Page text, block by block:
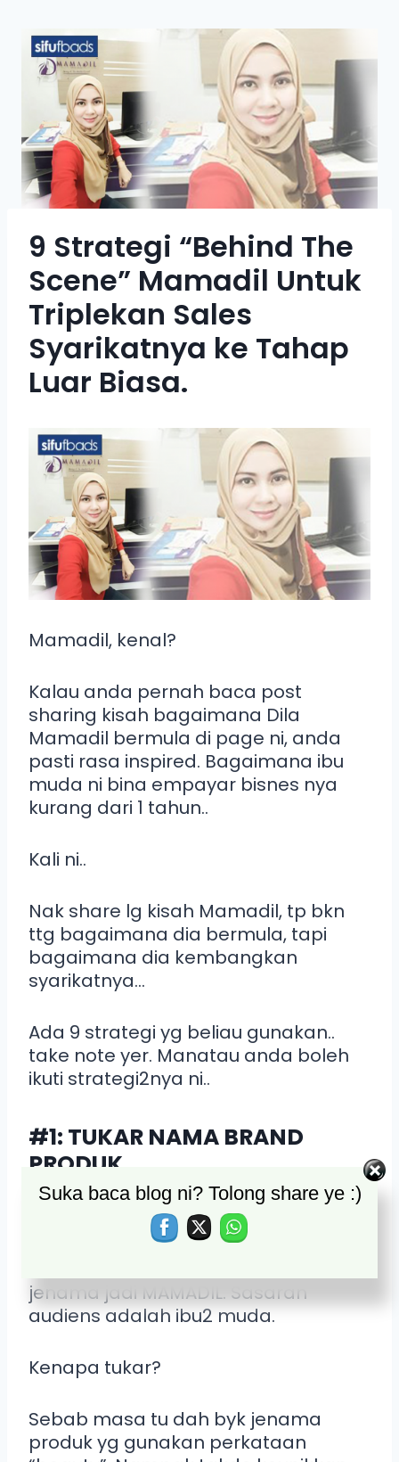
9 Strategi “Behind The
Scene” Mamadil Untuk
Triplekan Sales
Syarikatnya ke Tahap
Luar Biasa.
Mamadil, kenal?
Kalau anda pernah baca post
sharing kisah bagaimana Dila
Mamadil bermula di page ni, anda
pasti rasa inspired. Bagaimana ibu
muda ni bina empayar bisnes nya
kurang dari 1 tahun..
Kali ni..
Nak share lg kisah Mamadil, tp bkn
ttg bagaimana dia bermula, tapi
bagaimana dia kembangkan
syarikatnya…
Ada 9 strategi yg beliau gunakan..
take note yer. Manatau anda boleh
ikuti strategi2nya ni..
#1: TUKAR NAMA BRAND
PRODUK
Pada peringkat awal semasa Dila
hasilkan produk sendiri, beliau
gunakan jenama Beauty Sara.
jenama jadi MAMADIL. Sasaran
audiens adalah ibu2 muda.
Kenapa tukar?
Sebab masa tu dah byk jenama
produk yg gunakan perkataan
Suka baca blog ni? Tolong share ye :)